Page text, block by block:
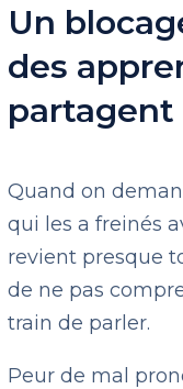
Un
des
partagent
Quand on
qui les a freinés
revient presque
de ne pas
train de parler.
Peur de mal